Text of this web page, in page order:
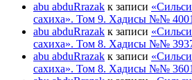
abu abduRrazak к записи
сахиха». Том 9. Хадисы №№
abu abduRrazak к записи
сахиха». Том 8. Хадисы №№
abu abduRrazak к записи
сахиха». Том 8. Хадисы №№